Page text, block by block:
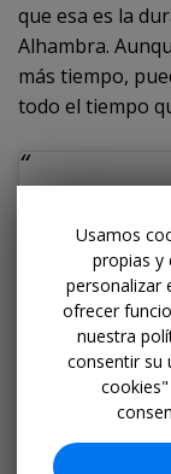
que esa es la
Alhambra.
más tiempo,
todo el tiempo
Usamos
propias y
personalizar
ofrecer
nuestra
consentir su